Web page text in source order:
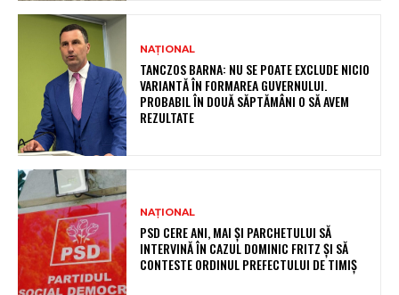
NAȚIONAL
TANCZOS BARNA: NU SE POATE EXCLUDE NICIO
VARIANTĂ ÎN FORMAREA GUVERNULUI.
PROBABIL ÎN DOUĂ SĂPTĂMÂNI O SĂ AVEM
REZULTATE
NAȚIONAL
PSD CERE ANI, MAI ȘI PARCHETULUI SĂ
INTERVINĂ ÎN CAZUL DOMINIC FRITZ ȘI SĂ
CONTESTE ORDINUL PREFECTULUI DE TIMIȘ